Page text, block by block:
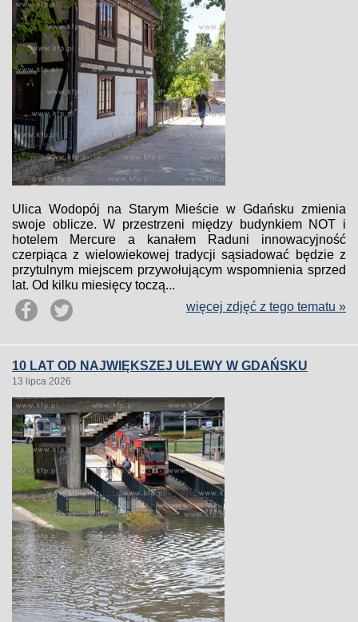
Ulica Wodopój na Starym Mieście w Gdańsku zmienia
swoje oblicze. W przestrzeni między budynkiem NOT i
hotelem Mercure a kanałem Raduni innowacyjność
czerpiąca z wielowiekowej tradycji sąsiadować będzie z
przytulnym miejscem przywołującym wspomnienia sprzed
lat. Od kilku miesięcy toczą...
więcej zdjęć z tego tematu »
10 LAT OD NAJWIĘKSZEJ ULEWY W GDAŃSKU
13 lipca 2026